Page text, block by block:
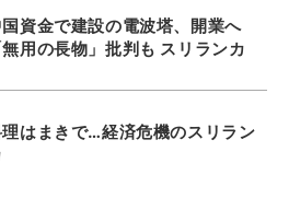
資金で建設の電波塔、開業へ
無用の長物」批判も スリランカ
はまきで…経済危機のスリラン